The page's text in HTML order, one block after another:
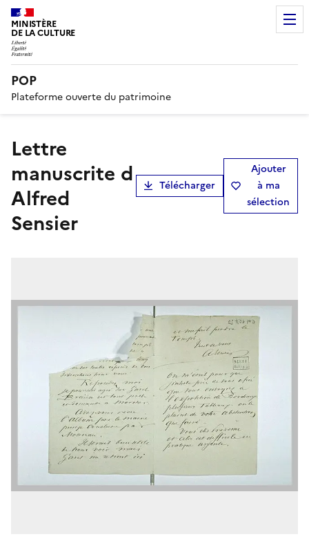
MINISTÈRE
DE LA CULTURE
POP
Plateforme ouverte du patrimoine
Lettre
manuscrite d
Alfred
Sensier
Télécharger
Ajouter
à ma
sélection